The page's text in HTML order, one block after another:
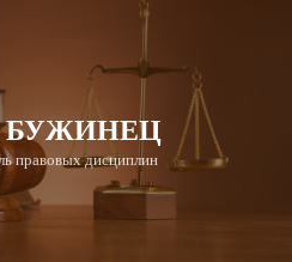
правовых дисциплин